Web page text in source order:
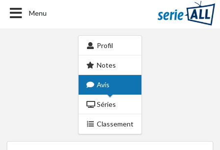
Menu
Profil
Notes
Avis
Séries
Classement